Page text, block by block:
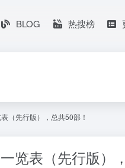
BLOG 热搜榜
（先行版），总共50部！
览表（先行版）